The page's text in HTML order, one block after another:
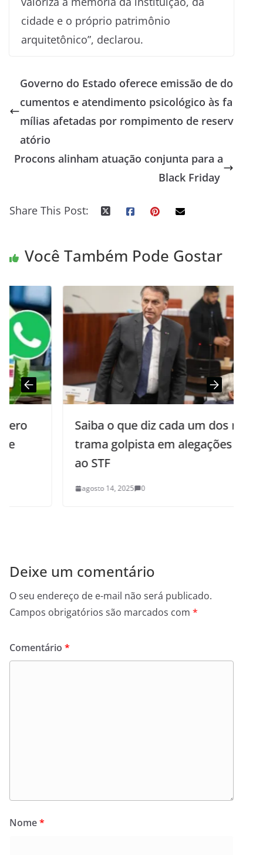
cidade e o próprio patrimônio
arquitetônico”, declarou.
Governo do Estado oferece emissão de do
cumentos e atendimento psicológico às fa
mílias afetadas por rompimento de reserv
atório
Procons alinham atuação conjunta para a
Black Friday
Share This Post:
Você Também Pode Gostar
Saiba o que diz cada um dos réus da
trama golpista em alegações finais
agosto 14, 2025 0
Deixe um comentário
O seu endereço de e-mail não será publicado.
Campos obrigatórios são marcados com *
Comentário *
Nome*